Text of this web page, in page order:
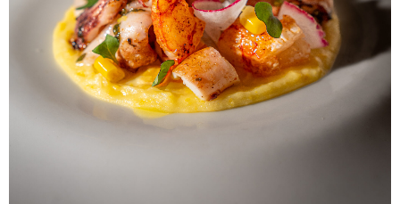
LA MOSTRA JAZZ TORTOSA,
CONVOCA EL CONCURS ANUAL
DE DISSENY DE CARTELLS DEL
FESTIVAL